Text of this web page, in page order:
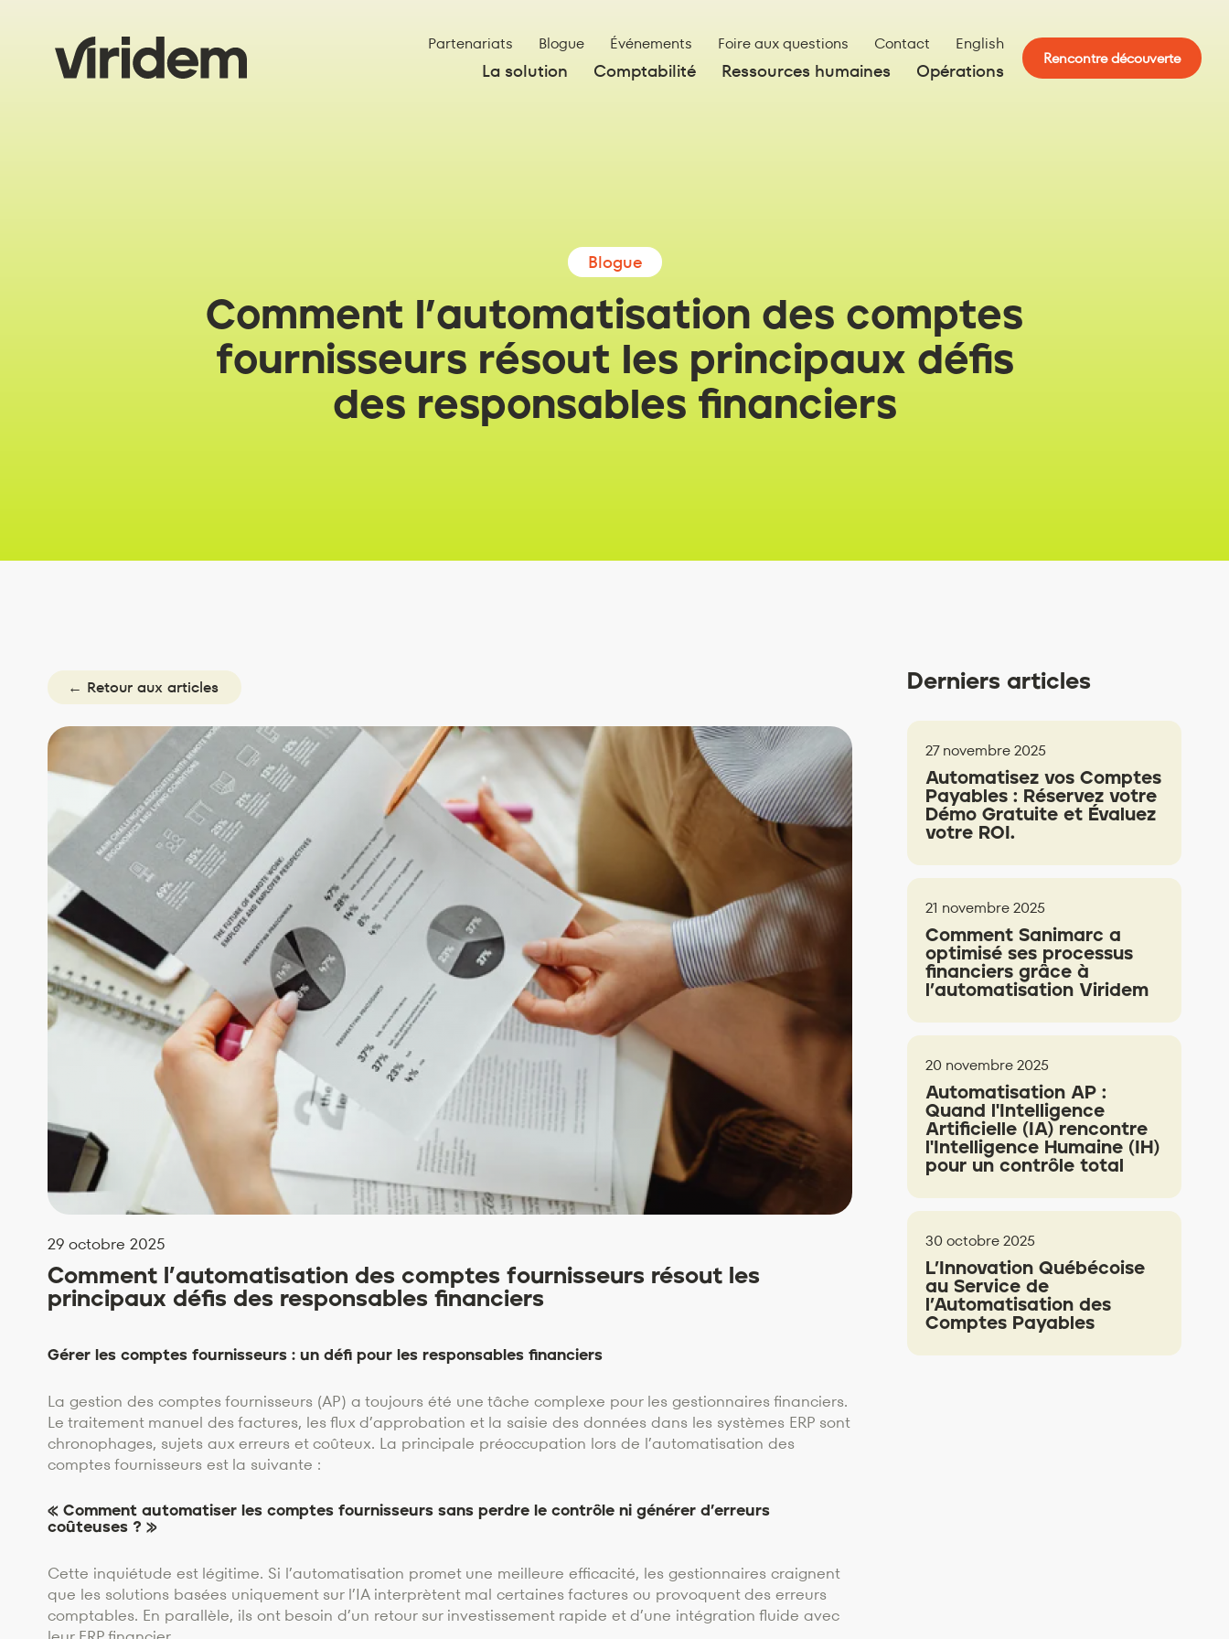
Partenariats Blogue Événements Foire aux questions Contact English
La solution Comptabilité Ressources humaines Opérations
Rencontre découverte
Blogue
Comment l’automatisation des comptes
fournisseurs résout les principaux défis
des responsables financiers
← Retour aux articles
29 octobre 2025
Comment l’automatisation des comptes fournisseurs résout les
principaux défis des responsables financiers
Gérer les comptes fournisseurs : un défi pour les responsables financiers
La gestion des comptes fournisseurs (AP) a toujours été une tâche complexe pour les gestionnaires financiers.
Le traitement manuel des factures, les flux d’approbation et la saisie des données dans les systèmes ERP sont
chronophages, sujets aux erreurs et coûteux. La principale préoccupation lors de l’automatisation des
comptes fournisseurs est la suivante :
« Comment automatiser les comptes fournisseurs sans perdre le contrôle ni générer d’erreurs
coûteuses ? »
Cette inquiétude est légitime. Si l’automatisation promet une meilleure efficacité, les gestionnaires craignent
que les solutions basées uniquement sur l’IA interprètent mal certaines factures ou provoquent des erreurs
comptables. En parallèle, ils ont besoin d’un retour sur investissement rapide et d’une intégration fluide avec
Derniers articles
27 novembre 2025
Automatisez vos Comptes
Payables : Réservez votre
Démo Gratuite et Évaluez
votre ROI.
21 novembre 2025
Comment Sanimarc a
optimisé ses processus
financiers grâce à
l’automatisation Viridem
20 novembre 2025
Automatisation AP :
Quand l'Intelligence
Artificielle (IA) rencontre
l'Intelligence Humaine (IH)
pour un contrôle total
30 octobre 2025
L’Innovation Québécoise
au Service de
l’Automatisation des
Comptes Payables